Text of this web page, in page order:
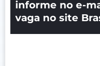
informe no e-
vaga no site